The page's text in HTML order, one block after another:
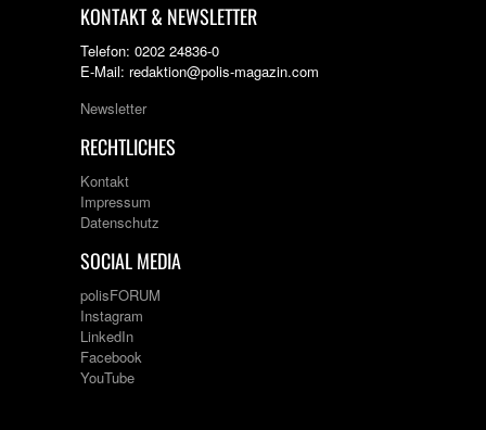
KONTAKT & NEWSLETTER
Telefon: 0202 24836-0
E-Mail: redaktion@polis-magazin.com
Newsletter
RECHTLICHES
Kontakt
Impressum
Datenschutz
SOCIAL MEDIA
polisFORUM
Instagram
LinkedIn
Facebook
YouTube